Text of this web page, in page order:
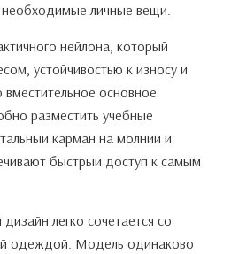
личные вещи.
нейлона, который
устойчивостью к износу и
основное
разместить учебные
карман на молнии и
быстрый доступ к самым
легко сочетается со
одеждой. Модель одинаково